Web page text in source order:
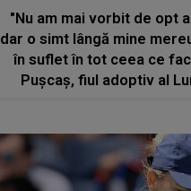
"Nu am mai vorbit de opt
dar o simt lângă mine
în suflet în tot ceea ce
Pușcaș, fiul adoptiv al